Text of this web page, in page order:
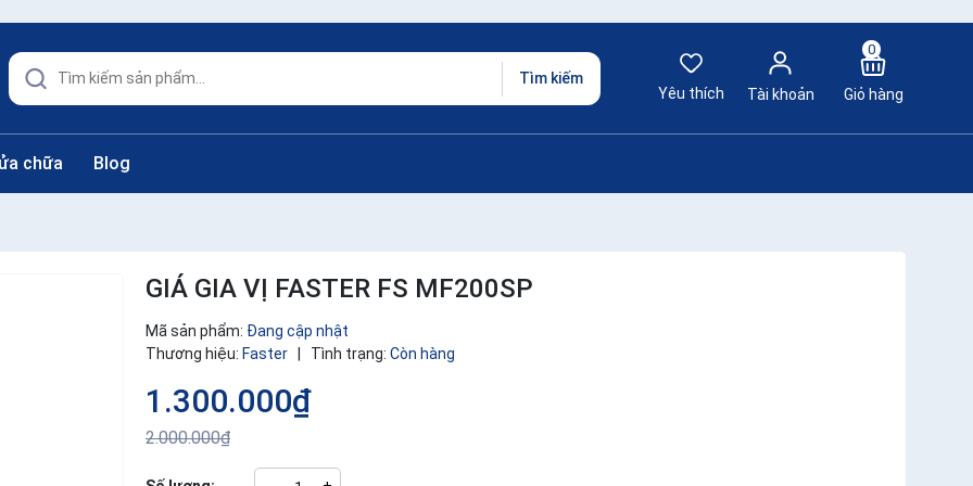
Tìm kiếm
Yêu thích
Tài khoản
0
Giỏ hàng
chữa Blog
GIÁ GIA VỊ FASTER FS MF200SP
Mã sản phẩm: Đang cập nhật
Thương hiệu: Faster Tình trạng: Còn hàng
1.300.000₫
2.000.000₫